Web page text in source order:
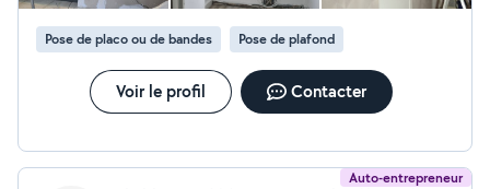
Pose de placo ou de bandes Pose de plafond
Voir le profil Contacter
Auto-entrepreneur